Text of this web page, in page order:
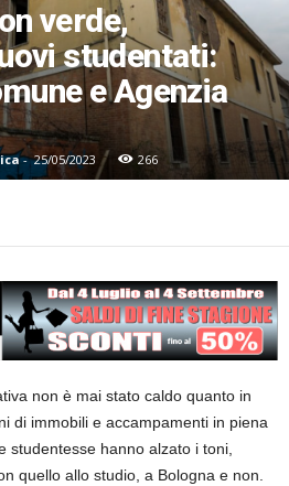
verde,
studentati:
e Agenzia
- 25/05/2023 266
non è mai stato caldo quanto in
di immobili e accampamenti in piena
studentesse hanno alzato i toni,
quello allo studio, a Bologna e non.